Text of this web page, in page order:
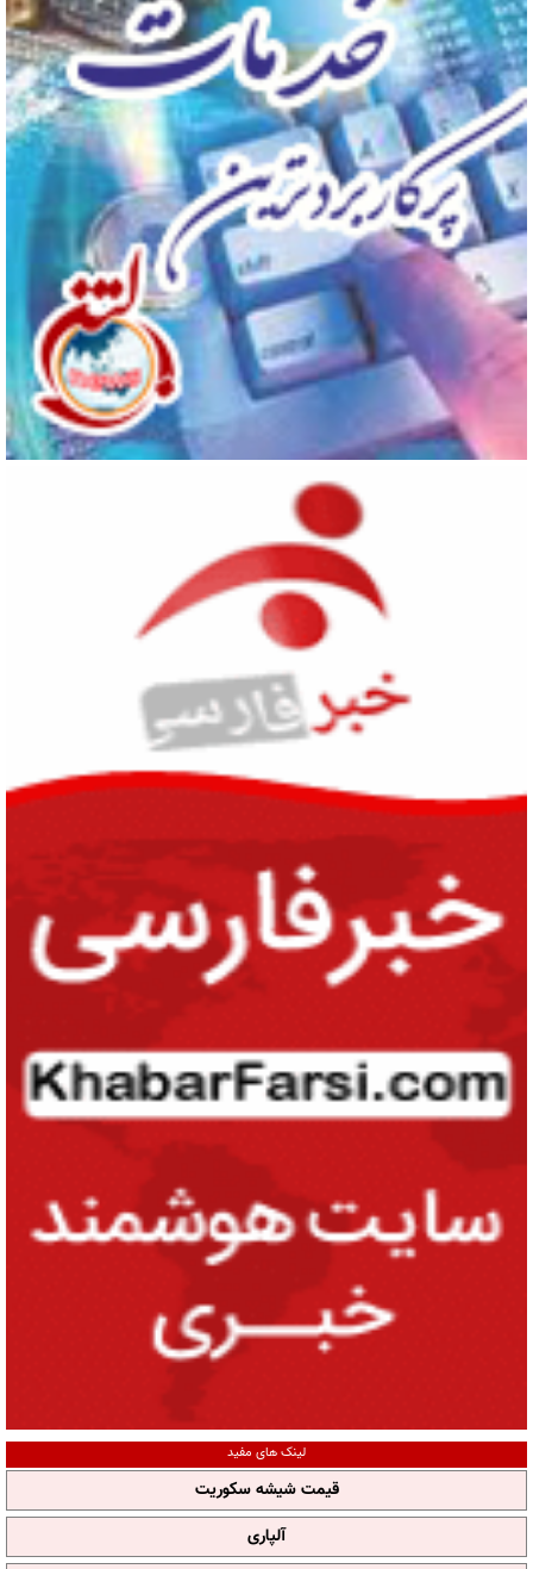
لینک های مفید
قیمت شیشه سکوریت
آلپاری